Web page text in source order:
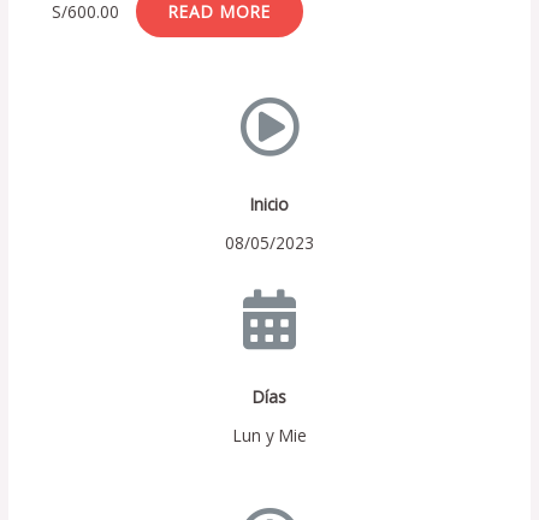
S/600.00 READ MORE
Inicio
08/05/2023
Días
Lun y Mie